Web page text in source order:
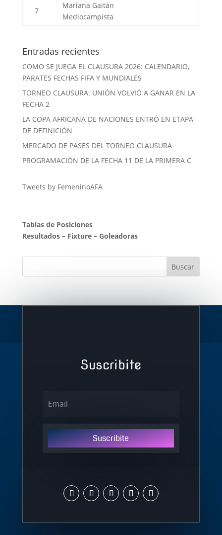
7
Mariana Gaitán
Mediocampista
Entradas recientes
COMO SE JUEGA EL CLAUSURA 2026: CALENDARIO,
PARATES FECHAS FIFA Y MUNDIALES
TORNEO CLAUSURA: UNIÓN VOLVIÓ A GANAR EN LA
FECHA 2
LA COPA AFRICANA DE NACIONES ENTRÓ EN ETAPA
DE DEFINICIÓN
MERCADO DE PASES DEL TORNEO CLAUSURA
PROGRAMACIÓN DE LA FECHA 11 DE LA PRIMERA C
Tweets by FemeninoAFA
Tablas de Posiciones
Resultados– Fixture– Goleadoras
Suscribite
Suscribite